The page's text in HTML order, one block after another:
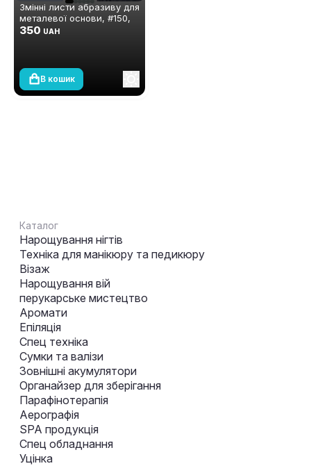
Змінні листи абразиву для
металевої основи, #150,
50 шт.
350 UAH
В кошик
Каталог
Нарощування нігтів
Техніка для манікюру та педикюру
Візаж
Нарощування вій
перукарське мистецтво
Аромати
Епіляція
Спец техніка
Сумки та валізи
Зовнішні акумулятори
Органайзер для зберігання
Парафінотерапія
Аерографія
SPA продукція
Спец обладнання
Уцінка